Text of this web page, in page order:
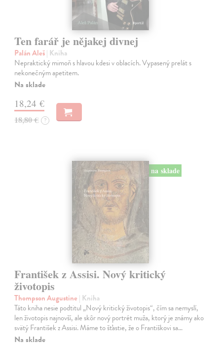
Ten farář je nějakej divnej
Palán Aleš| Kniha
Nepraktický mimoň s hlavou kdesi v oblacích. Vypasený prelát s
nekonečným apetitem.
Na sklade
18,24 €
18,80 € ?
na sklade
František z Assisi. Nový kritický
životopis
Thompson Augustine | Kniha
Táto kniha nesie podtitul „Nový kritický životopis“, čím sa nemyslí,
len životopis najnovší, ale skôr nový portrét muža, ktorý je známy ako
svätý František z Assisi. Máme to šťastie, že o Františkovi sa…
Na sklade